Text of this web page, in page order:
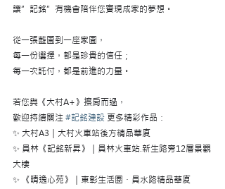
讓”記銘”有機會陪伴您實現成家的夢想。
從一張藍圖到一座家園，
每一份選擇，都是珍貴的信任；
每一次託付，都是前進的力量。
若您與《大村A+》擦肩而過，
歡迎持續關注 #記銘建設 更多精彩作品：
✨ 大村A3｜大村火車站後方精品華廈
✨ 員林《記銘新昇》｜員林火車站.新生路旁12層景觀
大樓
✨ 《晴逸心苑》｜東彰生活圈・員水路精品華廈